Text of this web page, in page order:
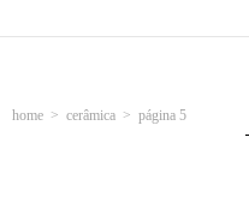
home > cerâmica > página 5